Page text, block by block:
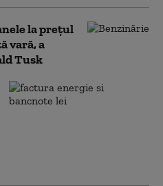
la prețul
vară, a
Tusk